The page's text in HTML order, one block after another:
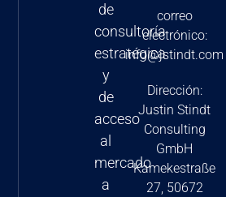
de
consultoría
estratégica
y
de
acceso
al
mercado
a
correo
electrónico:
info@jstindt.com
Dirección:
Justin Stindt
Consulting
GmbH
Kamekestraße
27, 50672